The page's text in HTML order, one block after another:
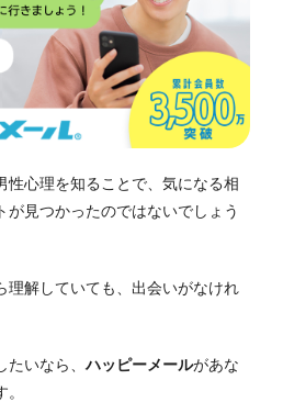
性心理を知ることで、気になる相
が見つかったのではないでしょう
理解していても、出会いがなけれ
たいなら、ハッピーメールがあな